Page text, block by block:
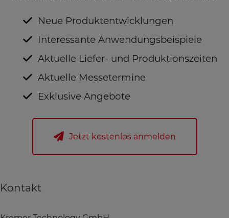
Neue Produktentwicklungen
Interessante Anwendungsbeispiele
Aktuelle Liefer- und Produktionszeiten
Aktuelle Messetermine
Exklusive Angebote
Jetzt kostenlos anmelden
Kontakt